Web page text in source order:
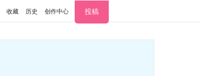
收藏 历史 创作中心 投稿